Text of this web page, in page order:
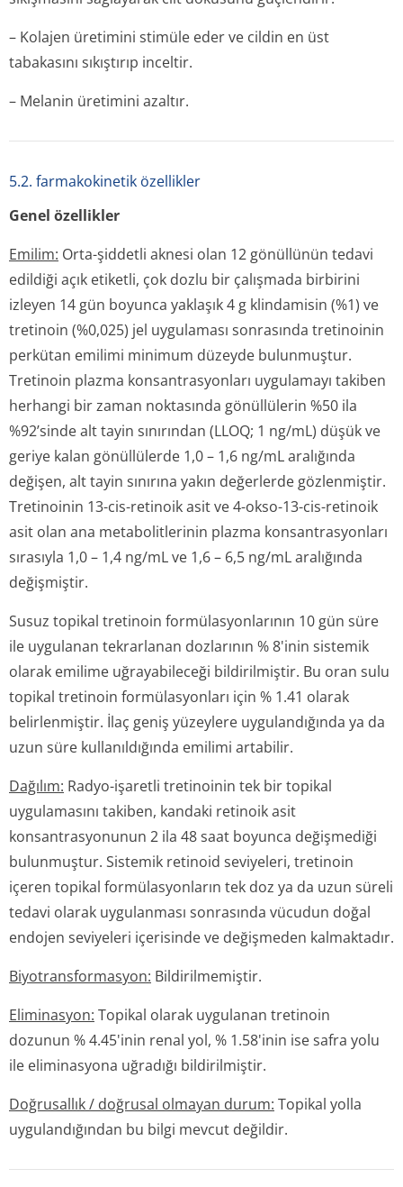
– Kolajen üretimini stimüle eder ve cildin en üst
tabakasını sıkıştırıp inceltir.
– Melanin üretimini azaltır.
5.2. farmakokinetik özellikler
Genel özellikler
Emilim: Orta-şiddetli aknesi olan 12 gönüllünün tedavi
edildiği açık etiketli, çok dozlu bir çalışmada birbirini
izleyen 14 gün boyunca yaklaşık 4 g klindamisin (%1) ve
tretinoin (%0,025) jel uygulaması sonrasında tretinoinin
perkütan emilimi minimum düzeyde bulunmuştur.
Tretinoin plazma konsantrasyonları uygulamayı takiben
herhangi bir zaman noktasında gönüllülerin %50 ila
%92’sinde alt tayin sınırından (LLOQ; 1 ng/mL) düşük ve
geriye kalan gönüllülerde 1,0 – 1,6 ng/mL aralığında
değişen, alt tayin sınırına yakın değerlerde gözlenmiştir.
Tretinoinin 13-cis-retinoik asit ve 4-okso-13-cis-retinoik
asit olan ana metabolitlerinin plazma konsantrasyonları
sırasıyla 1,0 – 1,4 ng/mL ve 1,6 – 6,5 ng/mL aralığında
değişmiştir.
Susuz topikal tretinoin formülasyonlarının 10 gün süre
ile uygulanan tekrarlanan dozlarının % 8'inin sistemik
olarak emilime uğrayabileceği bildirilmiştir. Bu oran sulu
topikal tretinoin formülasyonları için % 1.41 olarak
belirlenmiştir. İlaç geniş yüzeylere uygulandığında ya da
uzun süre kullanıldığında emilimi artabilir.
Dağılım: Radyo-işaretli tretinoinin tek bir topikal
uygulamasını takiben, kandaki retinoik asit
konsantrasyonunun 2 ila 48 saat boyunca değişmediği
bulunmuştur. Sistemik retinoid seviyeleri, tretinoin
içeren topikal formülasyonların tek doz ya da uzun süreli
tedavi olarak uygulanması sonrasında vücudun doğal
endojen seviyeleri içerisinde ve değişmeden kalmaktadır.
Biyotransforma­syon: Bildirilmemiştir.
Eliminasyon: Topikal olarak uygulanan tretinoin
dozunun % 4.45'inin renal yol, % 1.58'inin ise safra yolu
ile eliminasyona uğradığı bildirilmiştir.
Doğrusallık / doğrusal olmayan durum: Topikal yolla
uygulandığından bu bilgi mevcut değildir.